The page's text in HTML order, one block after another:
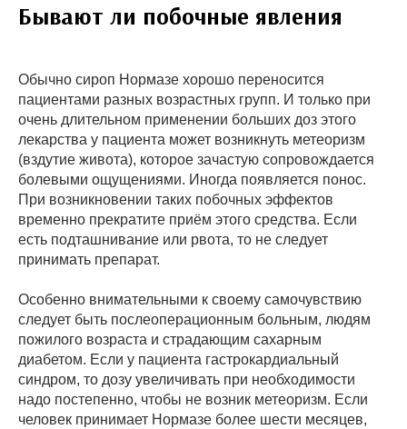
Бывают ли побочные явления
Обычно сироп Нормазе хорошо переносится
пациентами разных возрастных групп. И только при
очень длительном применении больших доз этого
лекарства у пациента может возникнуть метеоризм
(вздутие живота), которое зачастую сопровождается
болевыми ощущениями. Иногда появляется понос.
При возникновении таких побочных эффектов
временно прекратите приём этого средства. Если
есть подташнивание или рвота, то не следует
принимать препарат.
Особенно внимательными к своему самочувствию
следует быть послеоперационным больным, людям
пожилого возраста и страдающим сахарным
диабетом. Если у пациента гастрокардиальный
синдром, то дозу увеличивать при необходимости
надо постепенно, чтобы не возник метеоризм. Если
человек принимает Нормазе более шести месяцев,